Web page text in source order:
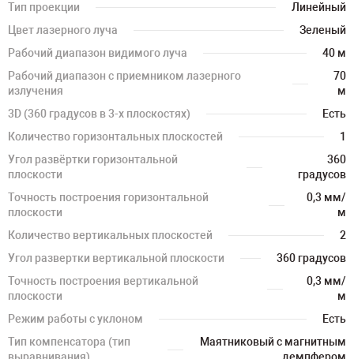
Тип проекции
Линейный
Цвет лазерного луча
Зеленый
Рабочий диапазон видимого луча
40 м
Рабочий диапазон с приемником лазерного
излучения
70
м
3D (360 градусов в 3-х плоскостях)
Есть
Количество горизонтальных плоскостей
1
Угол развёртки горизонтальной
плоскости
360
градусов
Точность построения горизонтальной
плоскости
0,3 мм/
м
Количество вертикальных плоскостей
2
Угол развертки вертикальной плоскости
360 градусов
Точность построения вертикальной
плоскости
0,3 мм/
м
Режим работы с уклоном
Есть
Тип компенсатора (тип
Маятниковый с магнитным